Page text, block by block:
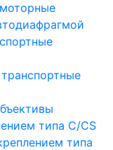
типа C/CS
типа